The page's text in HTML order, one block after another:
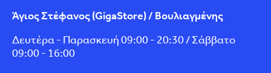
Άγιος Στέφανος (GigaStore) / Βουλιαγμένης
Δευτέρα - Παρασκευή 09:00 - 20:30 / Σάββατο
09:00 - 16:00